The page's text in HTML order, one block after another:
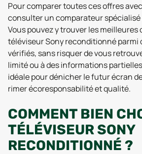
Pour comparer toutes ces offres
consulter un comparateur spécialisé
Vous pouvez y trouver les meilleures
téléviseur Sony reconditionné parmi
vérifiés, sans risquer de vous
limité ou à des informations
idéale pour dénicher le futur écran
rimer écoresponsabilité et qualité.
COMMENT BIEN
TÉLÉVISEUR SONY
RECONDITIONNÉ ?